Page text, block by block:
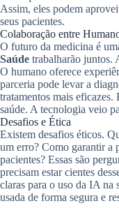
Assim, eles podem
seus pacientes.
Colaboração entre
O futuro da medicina é
Saúde trabalharão juntos.
O humano oferece
parceria pode levar a
tratamentos mais
saúde. A tecnologia veio
Desafios e Ética
Existem desafios éticos.
um erro? Como garantir a
pacientes? Essas são
precisam estar cientes
claras para o uso da IA na
usada de forma segura e